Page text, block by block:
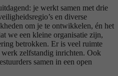
je werkt samen met drie
en diverse
om je te ontwikkelen, én het
we een kleine organisatie zijn,
betrokken. Er is veel ruimte
zelfstandig inrichten. Ook
samen in een open